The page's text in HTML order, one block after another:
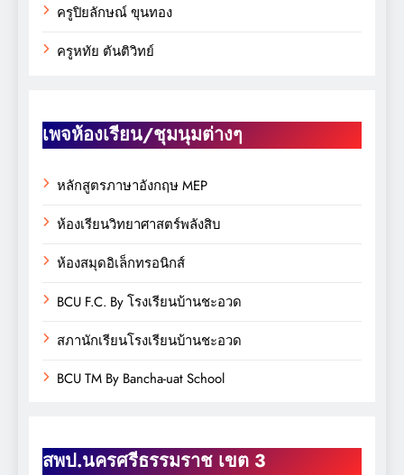
ครูปิยลักษณ์ ขุนทอง
ครูหทัย ตันติวิทย์
เพจห้องเรียน/ชุมนุมต่างๆ
หลักสูตรภาษาอังกฤษ MEP
ห้องเรียนวิทยาศาสตร์พลังสิบ
ห้องสมุดอิเล็กทรอนิกส์
BCU F.C. By โรงเรียนบ้านชะอวด
สภานักเรียนโรงเรียนบ้านชะอวด
BCU TM By Bancha-uat School
สพป.นครศรีธรรมราช เขต 3